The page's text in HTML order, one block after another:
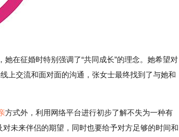
在征婚时特别强调了“共同成长”的理念。她希望对
上交流和面对面的沟通，张女士最终找到了与她和
方式外，利用网络平台进行初步了解不失为一种有
未来伴侣的期望，同时也要给予对方足够的时间和